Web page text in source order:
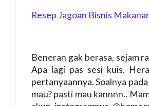
Resep Jagoan Bisnis
Beneran gak berasa, sejam
Apa lagi pas sesi kuis.
pertanyaannya. Soalnya
mau? pasti mau kannnn..